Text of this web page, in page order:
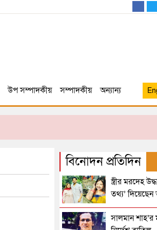
উপ সম্পাদকীয় সম্পাদকীয় অন্যান্য
বিনোদন প্রতিদিন
স্ত্রীর মরদেহ
তথ্য’
সালমান